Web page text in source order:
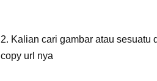
2. Kalian cari gambar atau sesuatu
copy url nya